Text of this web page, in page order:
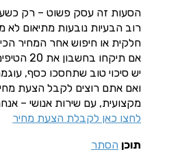
הסעות זה עסק פשוט – רק
רוב הבעיות נובעות מתיאום
חלקית או חיפוש אחר המחיר הכי
אם תיקחו
יש סיכוי טוב שתחסכו כסף,
ואם אתם רוצים לקבל הצעת
מקצועית, עם שירות אנושי –
לחצו כאן לקבלת הצעת מחיר
תוכן הסתר